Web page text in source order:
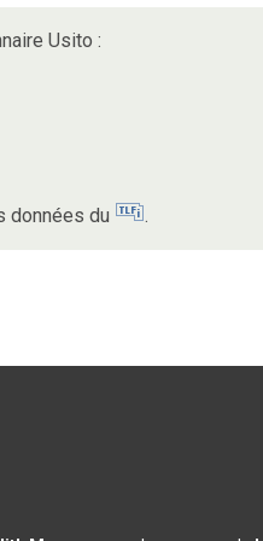
Usito :
données du
.